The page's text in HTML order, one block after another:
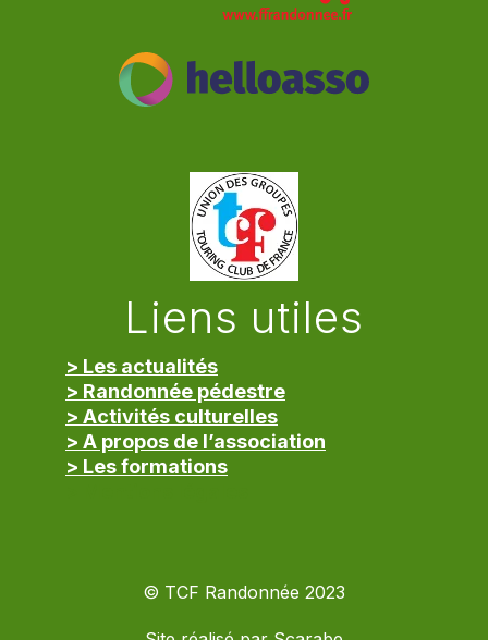
Liens utiles
> Les actualités
> Randonnée pédestre
> Activités culturelles
> A propos de l’association
> Les formations
© TCF Randonnée 2023